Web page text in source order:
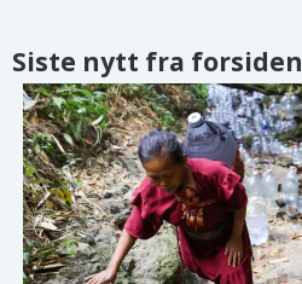
Siste nytt fra forsiden